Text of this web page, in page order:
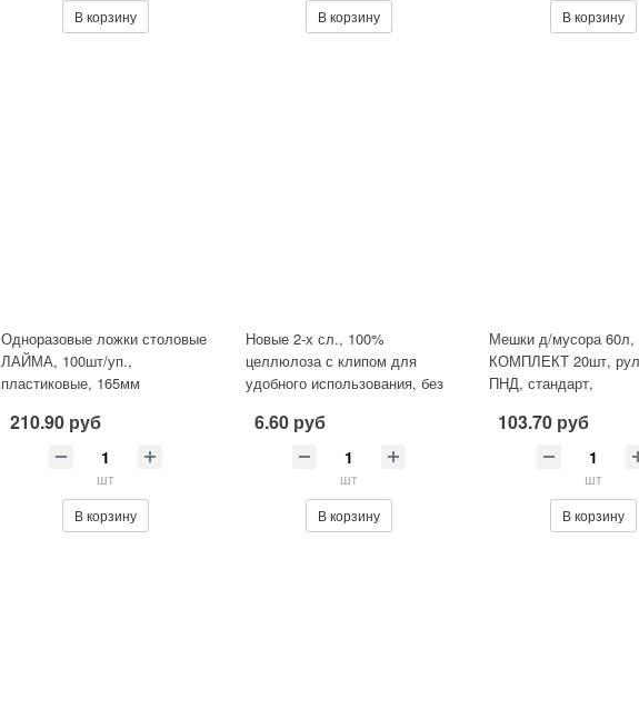
В корзину
В корзину
В корзину
Одноразовые ложки столовые
ЛАЙМА, 100шт/уп.,
пластиковые, 165мм
210.90 руб
шт
В корзину
Новые 2-х сл., 100%
целлюлоза с клипом для
удобного использования, без
6.60 руб
шт
В корзину
Мешки д/мусора 60л,
КОМПЛЕКТ 20шт,
ПНД, стандарт,
черные, ЛАЙМА
103.70 руб
шт
В корзину